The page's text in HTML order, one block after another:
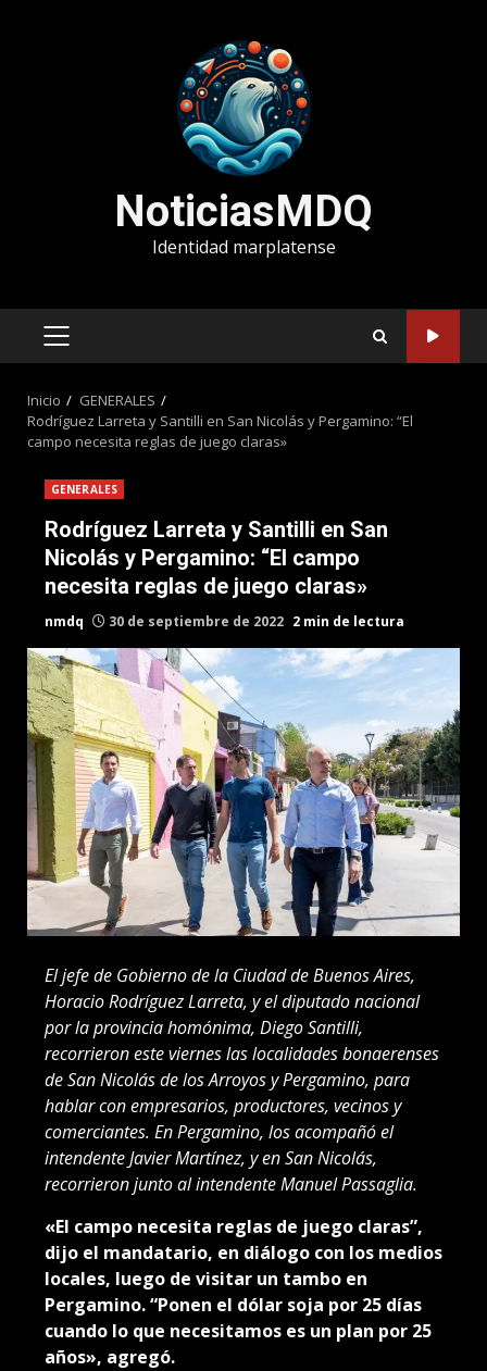
NoticiasMDQ
Identidad marplatense
MENÚ
Inicio
GENERALES
Rodríguez Larreta y Santilli en San Nicolás y Pergamino: “El
campo necesita reglas de juego claras»
GENERALES
Rodríguez Larreta y Santilli en San
Nicolás y Pergamino: “El campo
necesita reglas de juego claras»
nmdq 30 de septiembre de 2022 2 min de lectura
El jefe de Gobierno de la Ciudad de Buenos Aires,
Horacio Rodríguez Larreta, y el diputado nacional
por la provincia homónima, Diego Santilli,
recorrieron este viernes las localidades bonaerenses
de San Nicolás de los Arroyos y Pergamino, para
hablar con empresarios, productores, vecinos y
comerciantes. En Pergamino, los acompañó el
intendente Javier Martínez, y en San Nicolás,
recorrieron junto al intendente Manuel Passaglia.
«El campo necesita reglas de juego claras”,
dijo el mandatario, en diálogo con los medios
locales, luego de visitar un tambo en
Pergamino. “Ponen el dólar soja por 25 días
cuando lo que necesitamos es un plan por 25
años», agregó.